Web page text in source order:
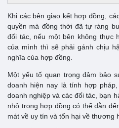
Khi các bên giao kết hợp đồng,
quyền mà đồng thời đã tự ràng
đối tác, nếu một bên không thực
của mình thì sẽ phải gánh chịu
nghĩa của hợp đồng.
Một yếu tố quan trọng đảm bảo
doanh hiện nay là tính hợp
doanh nghiệp và các đối tác, bạn
nhỏ trong hợp đồng có thể dẫn
mát về uy tín và tổn hại về thương